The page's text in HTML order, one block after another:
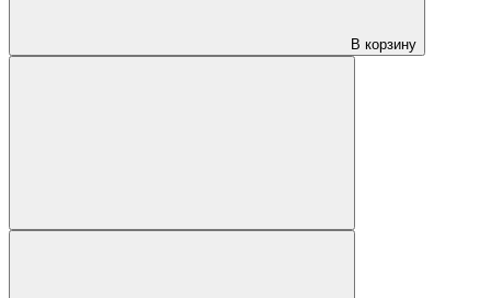
В корзину